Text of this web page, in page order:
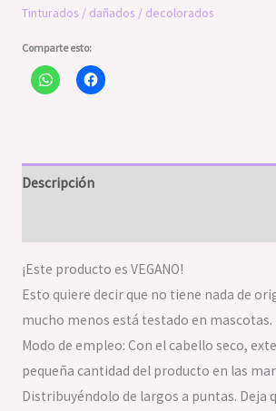
Tinturados / dañados / decolorados
Comparte esto:
Descripción
¡Este producto es VEGANO!
Esto quiere decir que no tiene nada de
mucho menos está testado en mascotas.
Modo de empleo: Con el cabello seco,
pequeña cantidad del producto en las
Distribuyéndolo de largos a puntas. Deja